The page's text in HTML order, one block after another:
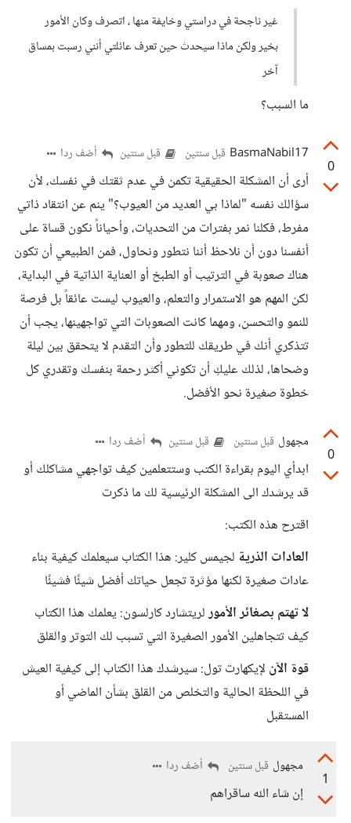
غير ناجحة في دراستي وخايفة منها ، اتصرف وكان الأمور
بخير ولكن ماذا سيحدث حين تعرف عائلتي أنني رسبت بمساق
آخر
ما السبب؟
0
BasmaNabil17 قبل سنتين قبل سنتين أضف ردا
أرى أن المشكلة الحقيقية تكمن في عدم ثقتك في نفسك، لأن
سؤالك نفسه "لماذا بي العديد من العيوب؟" ينم عن انتقاد ذاتي
مفرط، فكلنا نمر بفترات من التحديات، وأحياناً نكون قساة على
أنفسنا دون أن نلاحظ أننا نتطور ونحاول، فمن الطبيعي أن تكون
هناك صعوبة في الترتيب أو الطبخ أو العناية الذاتية في البداية،
لكن المهم هو الاستمرار والتعلم، والعيوب ليست عائقاً بل فرصة
للنمو والتحسن، ومهما كانت الصعوبات التي تواجهينها، يجب أن
تتذكري أنك في طريقك للتطور وأن التقدم لا يتحقق بين ليلة
وضحاها، لذلك عليكِ أن تكوني أكثر رحمة بنفسك وتقدري كل
خطوة صغيرة نحو الأفضل.
0
مجهول قبل سنتين قبل سنتين أضف ردا
ابدأي اليوم بقراءة الكتب وستتعلمين كيف تواجهي مشاكلك أو
قد يرشدك الى المشكلة الرئيسية لك ما ذكرت
اقترح هذه الكتب:
العادات الذرية لجيمس كلير: هذا الكتاب سيعلمك كيفية بناء
عادات صغيرة لكنها مؤثرة تجعل حياتك أفضل شيئًا فشيئًا
لا تهتم بصغائر الأمورلريتشارد كارلسون: يعلمك هذا الكتاب
كيف تتجاهلين الأمور الصغيرة التي تسبب لك التوتر والقلق
قوة الآن لإيكهارت تول: سيرشدك هذا الكتاب إلى كيفية العيش
في اللحظة الحالية والتخلص من القلق بشأن الماضي أو
المستقبل
1
مجهول قبل سنتين أضف ردا
إن شاء الله ساقراهم